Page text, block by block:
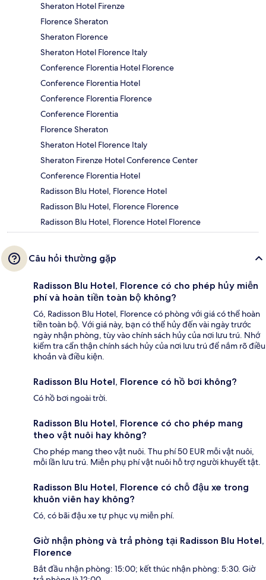
Sheraton Hotel Firenze
Florence Sheraton
Sheraton Florence
Sheraton Hotel Florence Italy
Conference Florentia Hotel Florence
Conference Florentia Hotel
Conference Florentia Florence
Conference Florentia
Florence Sheraton
Sheraton Hotel Florence Italy
Sheraton Firenze Hotel Conference Center
Conference Florentia Hotel
Radisson Blu Hotel, Florence Hotel
Radisson Blu Hotel, Florence Florence
Radisson Blu Hotel, Florence Hotel Florence
Câu hỏi thường gặp
Radisson Blu Hotel, Florence có cho phép hủy miễn
phí và hoàn tiền toàn bộ không?
Có, Radisson Blu Hotel, Florence có phòng với giá có thể hoàn
tiền toàn bộ. Với giá này, bạn có thể hủy đến vài ngày trước
ngày nhận phòng, tùy vào chính sách hủy của nơi lưu trú. Nhớ
kiểm tra cẩn thận chính sách hủy của nơi lưu trú để nắm rõ điều
khoản và điều kiện.
Radisson Blu Hotel, Florence có hồ bơi không?
Có hồ bơi ngoài trời.
Radisson Blu Hotel, Florence có cho phép mang
theo vật nuôi hay không?
Cho phép mang theo vật nuôi. Thu phí 50 EUR mỗi vật nuôi,
mỗi lần lưu trú. Miễn phụ phí vật nuôi hỗ trợ người khuyết tật.
Radisson Blu Hotel, Florence có chỗ đậu xe trong
khuôn viên hay không?
Có, có bãi đậu xe tự phục vụ miễn phí.
Giờ nhận phòng và trả phòng tại Radisson Blu Hotel,
Florence
Bắt đầu nhận phòng: 15:00; kết thúc nhận phòng: 5:30. Giờ